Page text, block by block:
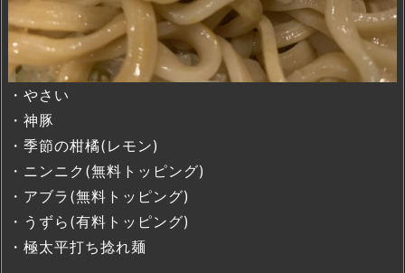
・やさい
・神豚
・季節の柑橘(レモン)
・ニンニク(無料トッピング)
・アブラ(無料トッピング)
・うずら(有料トッピング)
・極太平打ち捻れ麺